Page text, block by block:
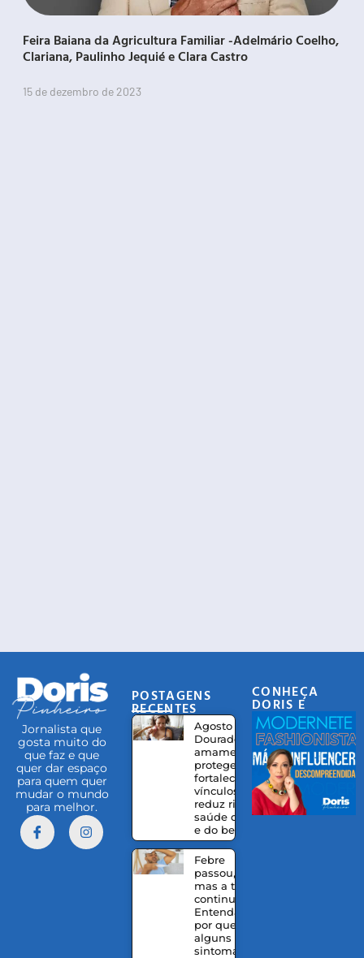
Feira Baiana da Agricultura Familiar -Adelmário Coelho,
Clariana, Paulinho Jequié e Clara Castro
15 de dezembro de 2023
Jornalista que
gosta muito do
que faz e que
quer dar espaço
para quem quer
mudar o mundo
para melhor.
POSTAGENS
RECENTES
Agosto
Dourado:
amamentação
protege,
fortalece
vínculos e
reduz riscos à
saúde da mãe
e do bebê
Febre
passou,
mas a tosse
continua?
Entenda
por que
alguns
sintomas
CONHEÇA
DORIS E
EQUIPE